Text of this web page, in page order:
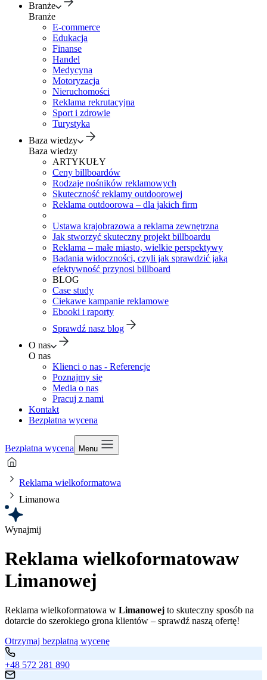
Branże
Branże
E-commerce
Edukacja
Finanse
Handel
Medycyna
Motoryzacja
Nieruchomości
Reklama rekrutacyjna
Sport i zdrowie
Turystyka
Baza wiedzy
Baza wiedzy
ARTYKUŁY
Ceny billboardów
Rodzaje nośników reklamowych
Skuteczność reklamy outdoorowej
Reklama outdoorowa – dla jakich firm
Ustawa krajobrazowa a reklama zewnętrzna
Jak stworzyć skuteczny projekt billboardu
Reklama – małe miasto, wielkie perspektywy
Badania widoczności, czyli jak sprawdzić jaką
efektywność przynosi billboard
BLOG
Case study
Ciekawe kampanie reklamowe
Ebooki i raporty
Sprawdź nasz blog
O nas
O nas
Klienci o nas - Referencje
Poznajmy się
Media o nas
Pracuj z nami
Kontakt
Bezpłatna wycena
Bezpłatna wycena Menu
Reklama wielkoformatowa
Limanowa
Wynajmij
Reklama wielkoformatowaw
Limanowej
Reklama wielkoformatowa w Limanowej to skuteczny sposób na
dotarcie do szerokiego grona klientów – sprawdź naszą ofertę!
Otrzymaj bezpłatną wycenę
+48 572 281 890